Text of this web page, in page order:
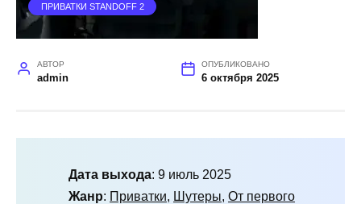
ПРИВАТКИ STANDOFF 2
АВТОР
admin
ОПУБЛИКОВАНО
6 октября 2025
Дата выхода: 9 июль 2025
Жанр: Приватки, Шутеры, От первого